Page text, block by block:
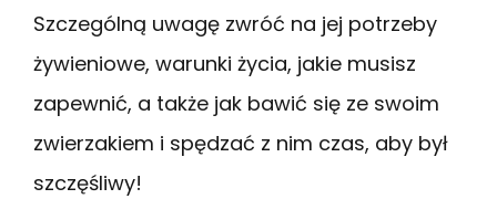
Szczególną uwagę zwróć na jej potrzeby
żywieniowe, warunki życia, jakie musisz
zapewnić, a także jak bawić się ze swoim
zwierzakiem i spędzać z nim czas, aby był
szczęśliwy!